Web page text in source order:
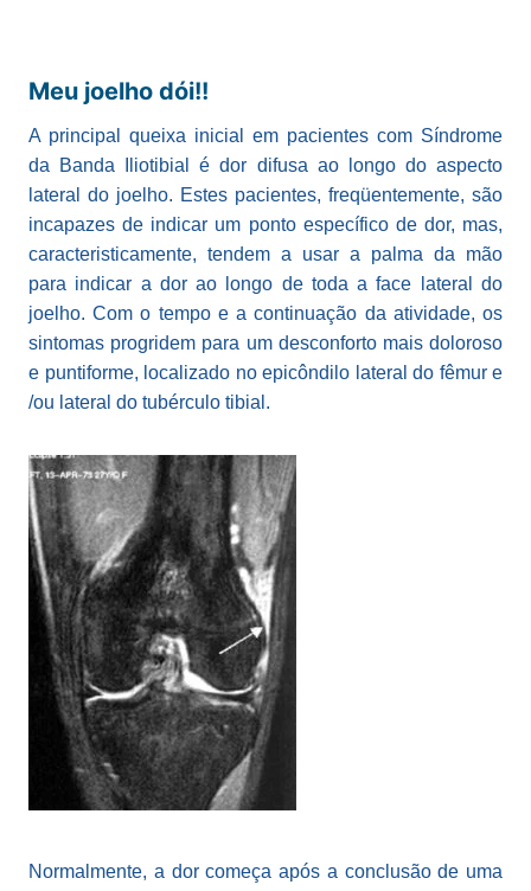
Meu joelho dói!!
A principal queixa inicial em pacientes com Síndrome
da Banda Iliotibial é dor difusa ao longo do aspecto
lateral do joelho. Estes pacientes, freqüentemente, são
incapazes de indicar um ponto específico de dor, mas,
caracteristicamente, tendem a usar a palma da mão
para indicar a dor ao longo de toda a face lateral do
joelho. Com o tempo e a continuação da atividade, os
sintomas progridem para um desconforto mais doloroso
e puntiforme, localizado no epicôndilo lateral do fêmur e
/ou lateral do tubérculo tibial.
Normalmente, a dor começa após a conclusão de uma